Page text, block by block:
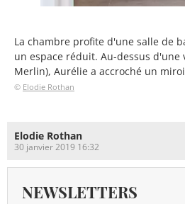
La chambre profite d'une salle de
un espace réduit. Au-dessus d'une
Merlin), Aurélie a accroché un
© Elodie Rothan
Elodie Rothan
30 janvier 2019 16:32
NEWSLETTERS